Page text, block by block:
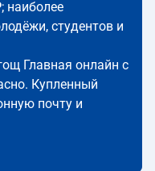
; наиболее
студентов и
Главная онлайн с
Купленный
почту и